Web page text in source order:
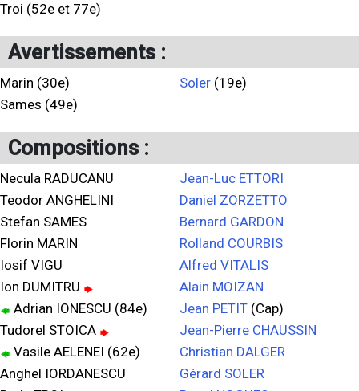
Troi (52e et 77e)
Avertissements :
Marin (30e)
Sames (49e)
Soler (19e)
Compositions :
Necula RADUCANU
Teodor ANGHELINI
Stefan SAMES
Florin MARIN
Iosif VIGU
Ion DUMITRU
Adrian IONESCU (84e)
Tudorel STOICA
Vasile AELENEI (62e)
Anghel IORDANESCU
Jean-Luc ETTORI
Daniel ZORZETTO
Bernard GARDON
Rolland COURBIS
Alfred VITALIS
Alain MOIZAN
Jean PETIT (Cap)
Jean-Pierre CHAUSSIN
Christian DALGER
Gérard SOLER